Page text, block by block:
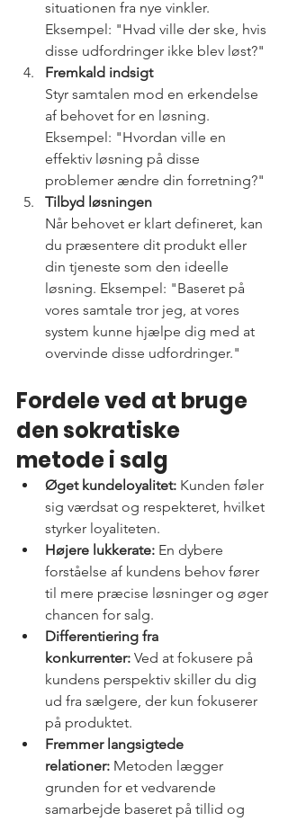
situationen fra nye vinkler.
Eksempel: "Hvad ville der ske, hvis
disse udfordringer ikke blev løst?"
Fremkald indsigt
Styr samtalen mod en erkendelse
af behovet for en løsning.
Eksempel: "Hvordan ville en
effektiv løsning på disse
problemer ændre din forretning?"
Tilbyd løsningen
Når behovet er klart defineret, kan
du præsentere dit produkt eller
din tjeneste som den ideelle
løsning. Eksempel: "Baseret på
vores samtale tror jeg, at vores
system kunne hjælpe dig med at
overvinde disse udfordringer."
Fordele ved at bruge
den sokratiske
metode i salg
Øget kundeloyalitet: Kunden føler
sig værdsat og respekteret, hvilket
styrker loyaliteten.
Højere lukkerate: En dybere
forståelse af kundens behov fører
til mere præcise løsninger og øger
chancen for salg.
Differentiering fra
konkurrenter: Ved at fokusere på
kundens perspektiv skiller du dig
ud fra sælgere, der kun fokuserer
på produktet.
Fremmer langsigtede
relationer: Metoden lægger
grunden for et vedvarende
samarbejde baseret på tillid og